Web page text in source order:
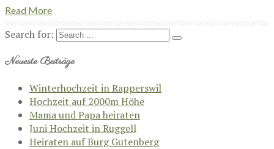
Read More
Search for:
Neueste Beiträge
Winterhochzeit in Rapperswil
Hochzeit auf 2000m Höhe
Mama und Papa heiraten
Juni Hochzeit in Ruggell
Heiraten auf Burg Gutenberg